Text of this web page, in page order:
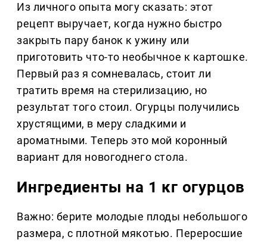
Из личного опыта могу сказать: этот
рецепт выручает, когда нужно быстро
закрыть пару банок к ужину или
приготовить что-то необычное к картошке.
Первый раз я сомневалась, стоит ли
тратить время на стерилизацию, но
результат того стоил. Огурцы получились
хрустящими, в меру сладкими и
ароматными. Теперь это мой коронный
вариант для новогоднего стола.
Ингредиенты на 1 кг огурцов
Важно: берите молодые плоды небольшого
размера, с плотной мякотью. Переросшие